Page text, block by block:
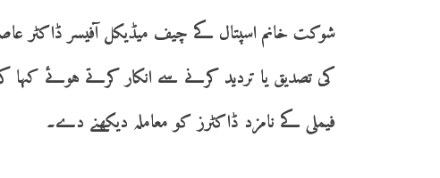
شوکت خانم اسپتال کے چیف میڈیکل آفیسر ڈاکٹر
کی تصدیق یا تردید کرنے سے انکار کرتے ہوئے کہا
فیملی کے نامزد ڈاکٹرز کو معاملہ دیکھنے دے۔